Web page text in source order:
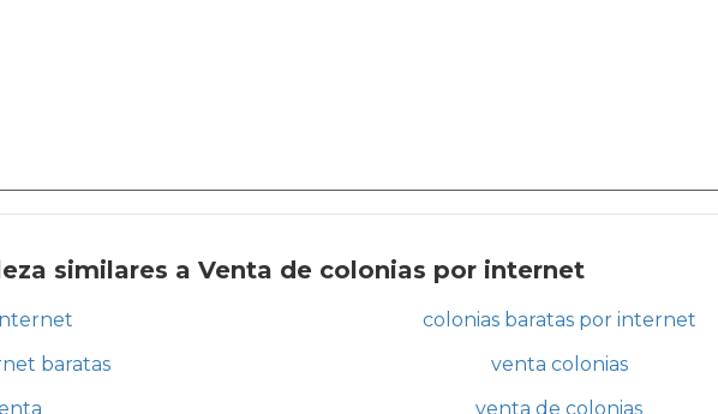
similares a Venta de colonias por internet
colonias baratas por internet
baratas
venta colonias
venta de colonias